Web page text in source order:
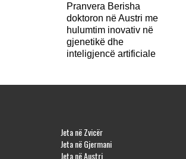
Pranvera Berisha
doktoron në Austri me
hulumtim inovativ në
gjenetikë dhe
inteligjencë artificiale
Jeta në Zvicër
Jeta në Gjermani
Jeta në Austri